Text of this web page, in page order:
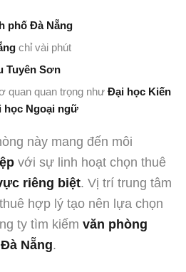
phố Đà Nẵng
chỉ vài phút
Tuyên Sơn
quan quan trọng như Đại học Kiến
học Ngoại ngữ
này mang đến môi
với sự linh hoạt chọn thuê
riêng biệt. Vị trí trung tâm
hợp lý tạo nên lựa chọn
ty tìm kiếm văn phòng
Nẵng.